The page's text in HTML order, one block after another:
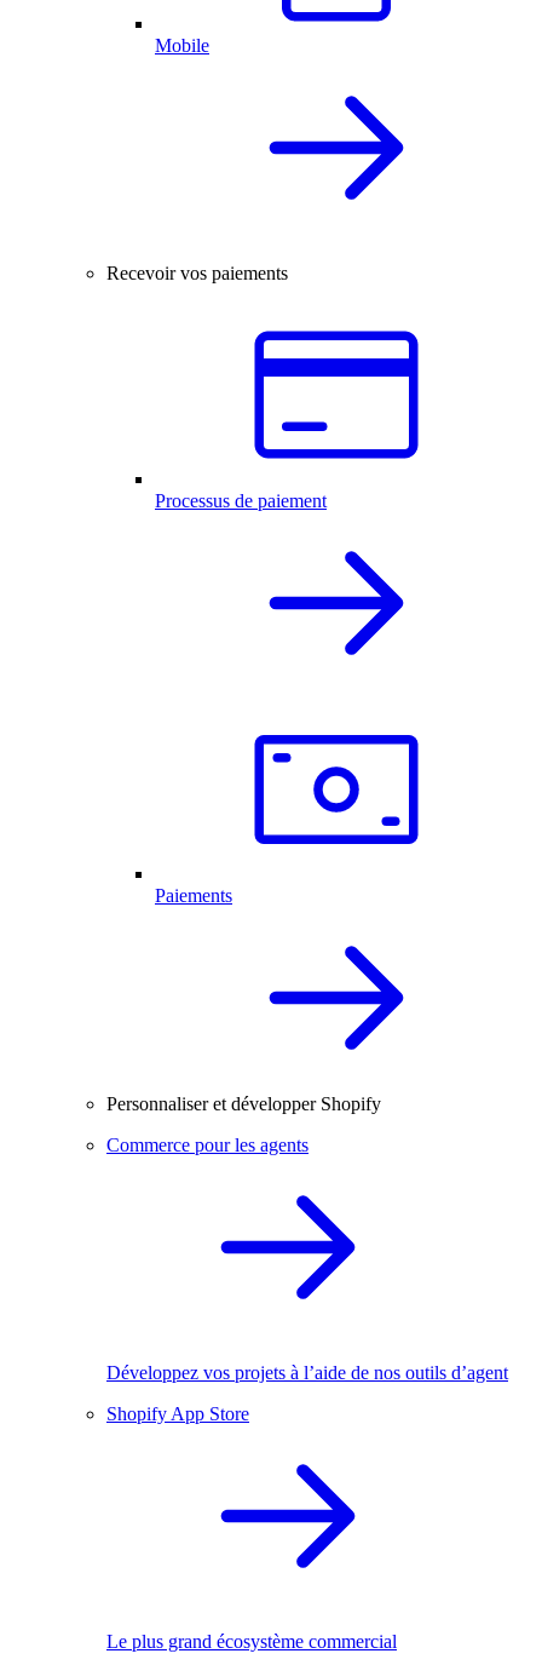
Mobile
Recevoir vos paiements
Processus de paiement
Paiements
Personnaliser et développer Shopify
Commerce pour les agents
Développez vos projets à l’aide de nos outils d’agent
Shopify App Store
Le plus grand écosystème commercial